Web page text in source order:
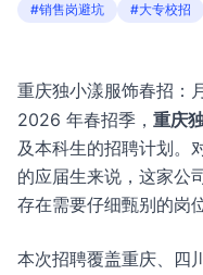
#销售岗避坑
#大专校招
重庆独小漾服饰春招：
2026 年春招季， 重庆
及本科生的招聘计划。
的应届生来说，这家公
存在需要仔细甄别的岗
本次招聘覆盖重庆、四